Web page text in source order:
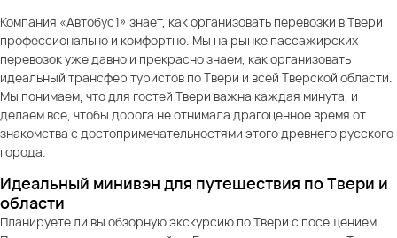
Компания «Автобус1» знает, как организовать перевозки в Твери
профессионально и комфортно. Мы на рынке пассажирских
перевозок уже давно и прекрасно знаем, как организовать
идеальный трансфер туристов по Твери и всей Тверской области.
Мы понимаем, что для гостей Твери важна каждая минута, и
делаем всё, чтобы дорога не отнимала драгоценное время от
знакомства с достопримечательностями этого древнего русского
города.
Идеальный минивэн для путешествия по Твери и
области
Планируете ли вы обзорную экскурсию по Твери с посещением